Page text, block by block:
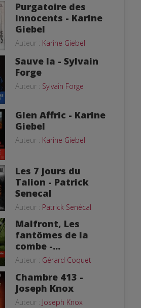
Purgatoire des
innocents - Karine
Giebel
Auteur : Karine Giebel
Sauve la - Sylvain
Forge
Auteur : Sylvain Forge
Glen Affric - Karine
Giebel
Auteur : Karine Giebel
Les 7 jours du
Talion - Patrick
Senecal
Auteur : Patrick Senécal
Malfront, Les
fantômes de la
combe -...
Auteur : Gérard Coquet
Chambre 413 -
Joseph Knox
Auteur : Joseph Knox